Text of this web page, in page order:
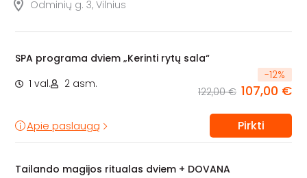
Odminių g. 3, Vilnius
SPA programa dviem „Kerinti rytų sala“
1 val.
2 asm.
-12%
122,00 € 107,00 €
Apie paslaugą Pirkti
Tailando magijos ritualas dviem + DOVANA